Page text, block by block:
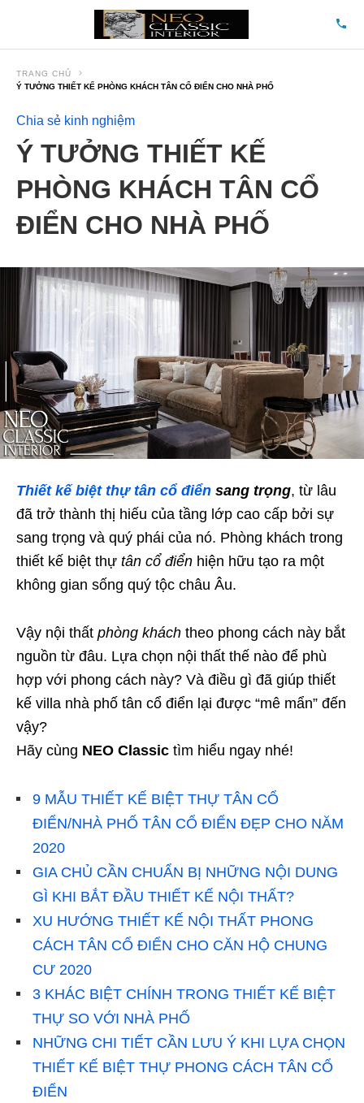
TRANG CHỦ
Ý TƯỞNG THIẾT KẾ PHÒNG KHÁCH TÂN CỔ ĐIỂN CHO NHÀ PHỐ
Chia sẻ kinh nghiệm
Ý TƯỞNG THIẾT KẾ
PHÒNG KHÁCH TÂN CỔ
ĐIỂN CHO NHÀ PHỐ
Thiết kế biệt thự tân cổ điển sang trọng, từ lâu
đã trở thành thị hiếu của tầng lớp cao cấp bởi sự
sang trọng và quý phái của nó. Phòng khách trong
thiết kế biệt thự tân cổ điển hiện hữu tạo ra một
không gian sống quý tộc châu Âu.
Vậy nội thất phòng khách theo phong cách này bắt
nguồn từ đâu. Lựa chọn nội thất thế nào để phù
hợp với phong cách này? Và điều gì đã giúp thiết
kế villa nhà phố tân cổ điển lại được “mê mẩn” đến
vậy?
Hãy cùng NEO Classic tìm hiểu ngay nhé!
9 MẪU THIẾT KẾ BIỆT THỰ TÂN CỔ
ĐIỂN/NHÀ PHỐ TÂN CỔ ĐIỂN ĐẸP CHO NĂM
2020
GIA CHỦ CẦN CHUẨN BỊ NHỮNG NỘI DUNG
GÌ KHI BẮT ĐẦU THIẾT KẾ NỘI THẤT?
XU HƯỚNG THIẾT KẾ NỘI THẤT PHONG
CÁCH TÂN CỔ ĐIỂN CHO CĂN HỘ CHUNG
CƯ 2020
3 KHÁC BIỆT CHÍNH TRONG THIẾT KẾ BIỆT
THỰ SO VỚI NHÀ PHỐ
NHỮNG CHI TIẾT CẦN LƯU Ý KHI LỰA CHỌN
THIẾT KẾ BIỆT THỰ PHONG CÁCH TÂN CỔ
ĐIỂN